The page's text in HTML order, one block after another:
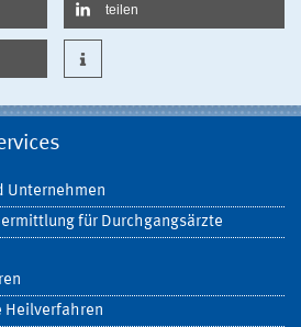
teilen
Unternehmen
für Durchgangsärzte
Heilverfahren